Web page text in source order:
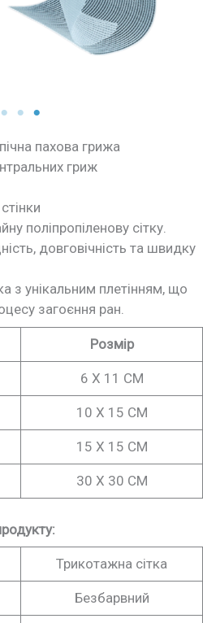
пахова грижа
гриж
поліпропіленову сітку.
довговічність та швидку
з унікальним плетінням, що
загоєння ран.
Розмір
6 X 11 CM
10 X 15 CM
15 X 15 CM
30 X 30 CM
Трикотажна сітка
Безбарвний